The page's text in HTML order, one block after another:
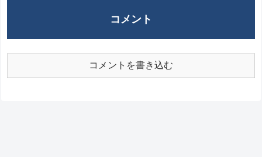
コメント
コメントを書き込む